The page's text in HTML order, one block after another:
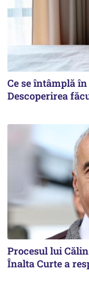
Ce se întâmplă
Descoperirea
Procesul lui
Înalta Curte a